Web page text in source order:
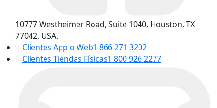
10777 Westheimer Road, Suite 1040, Houston, TX
77042, USA.
Clientes App o Web1 866 271 3202
Clientes Tiendas Físicas1 800 926 2277